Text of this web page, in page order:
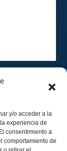
y/o acceder a la
experiencia de
consentimiento a
comportamiento de